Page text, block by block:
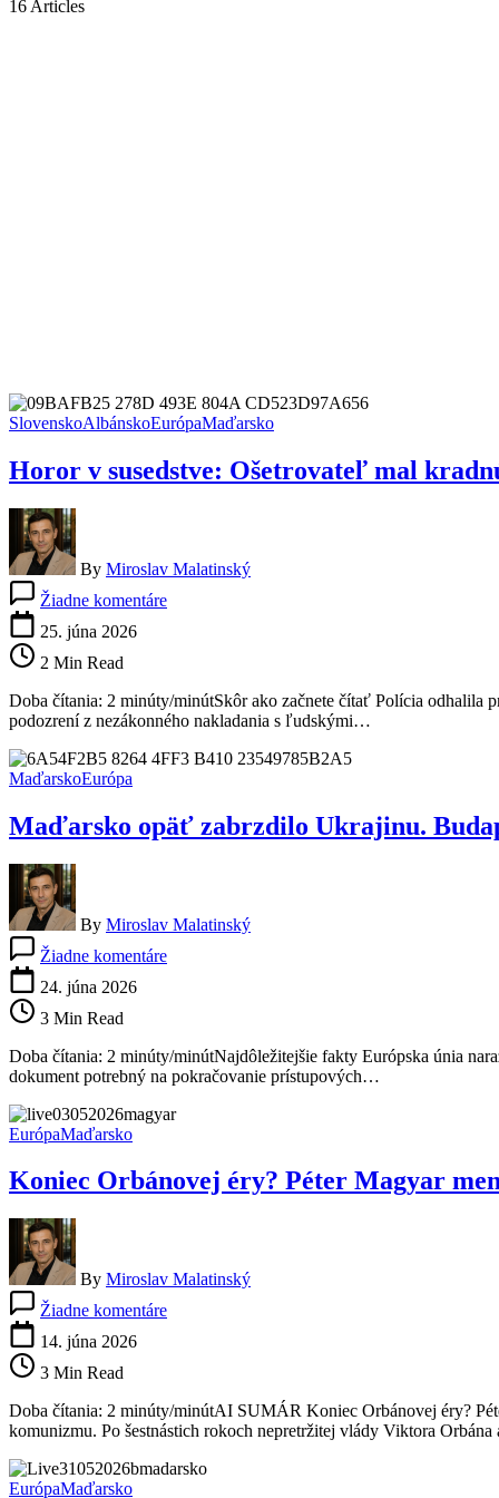
16 Articles
SlovenskoAlbánskoEurópaMaďarsko
Horor v susedstve: Ošetrovateľ mal
By Miroslav Malatinský
Žiadne komentáreHoror
kradnúť
telá
zo
Slovenska
Polícia
v
25. júna 2026
2 Min Read
Doba čítania: 2 minúty/minútSkôr ako začnete čítať Polícia odhalila
podozrení z nezákonného nakladania s ľudskými…
MaďarskoEurópa
Maďarsko opäť zabrzdilo Ukrajinu.
By Miroslav Malatinský
Žiadne komentáreMaďarsko
blokuje
ďalší
na
do
24. júna 2026
3 Min Read
Doba čítania: 2 minúty/minútNajdôležitejšie fakty Európska únia
dokument potrebný na pokračovanie prístupových…
EurópaMaďarsko
Koniec Orbánovej éry? Péter Magyar
By Miroslav Malatinský
Žiadne komentáreKoniec
mení
smer
Maďarska
a
14. júna 2026
3 Min Read
Doba čítania: 2 minúty/minútAI SUMÁR Koniec Orbánovej éry?
komunizmu. Po šestnástich rokoch nepretržitej vlády Viktora
EurópaMaďarsko